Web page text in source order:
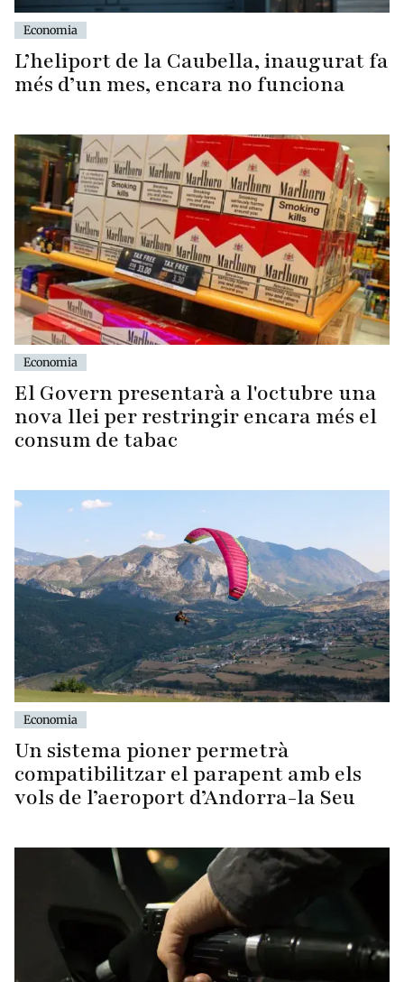
Economia
L’heliport de la Caubella, inaugurat fa
més d’un mes, encara no funciona
Economia
El Govern presentarà a l'octubre una
nova llei per restringir encara més el
consum de tabac
Economia
Un sistema pioner permetrà
compatibilitzar el parapent amb els
vols de l’aeroport d’Andorra-la Seu